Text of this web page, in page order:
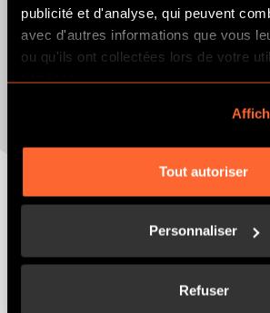
publicité et d'analyse, qui peuvent
avec d'autres informations que vous
ou qu'ils ont collectées lors de votre
services.
Tout autoriser
Personnaliser
Refuser